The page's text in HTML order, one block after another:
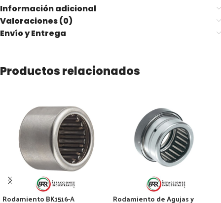
Información adicional
Valoraciones (0)
Envío y Entrega
Productos relacionados
Rodamiento BK1516-A Rodamiento de Agujas y